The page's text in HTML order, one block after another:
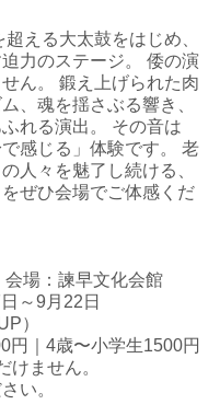
える大太鼓をはじめ、
力のステージ。 倭の演
ん。 鍛え上げられた肉
、魂を揺さぶる響き、
れる演出。 その音は
感じる」体験です。 老
人々を魅了し続ける、
ぜひ会場でご体感くだ
場：諫早文化会館
～9月22日
）
円｜4歳〜小学生1500円
ません。
い。